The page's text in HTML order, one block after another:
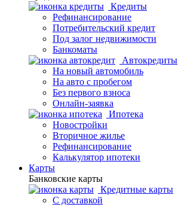
Кредиты
Рефинансирование
Потребительский кредит
Под залог недвижимости
Банкоматы
Автокредиты
На новый автомобиль
На авто с пробегом
Без первого взноса
Онлайн-заявка
Ипотека
Новостройки
Вторичное жилье
Рефинансирование
Калькулятор ипотеки
Карты
Банковские карты
Кредитные карты
С доставкой